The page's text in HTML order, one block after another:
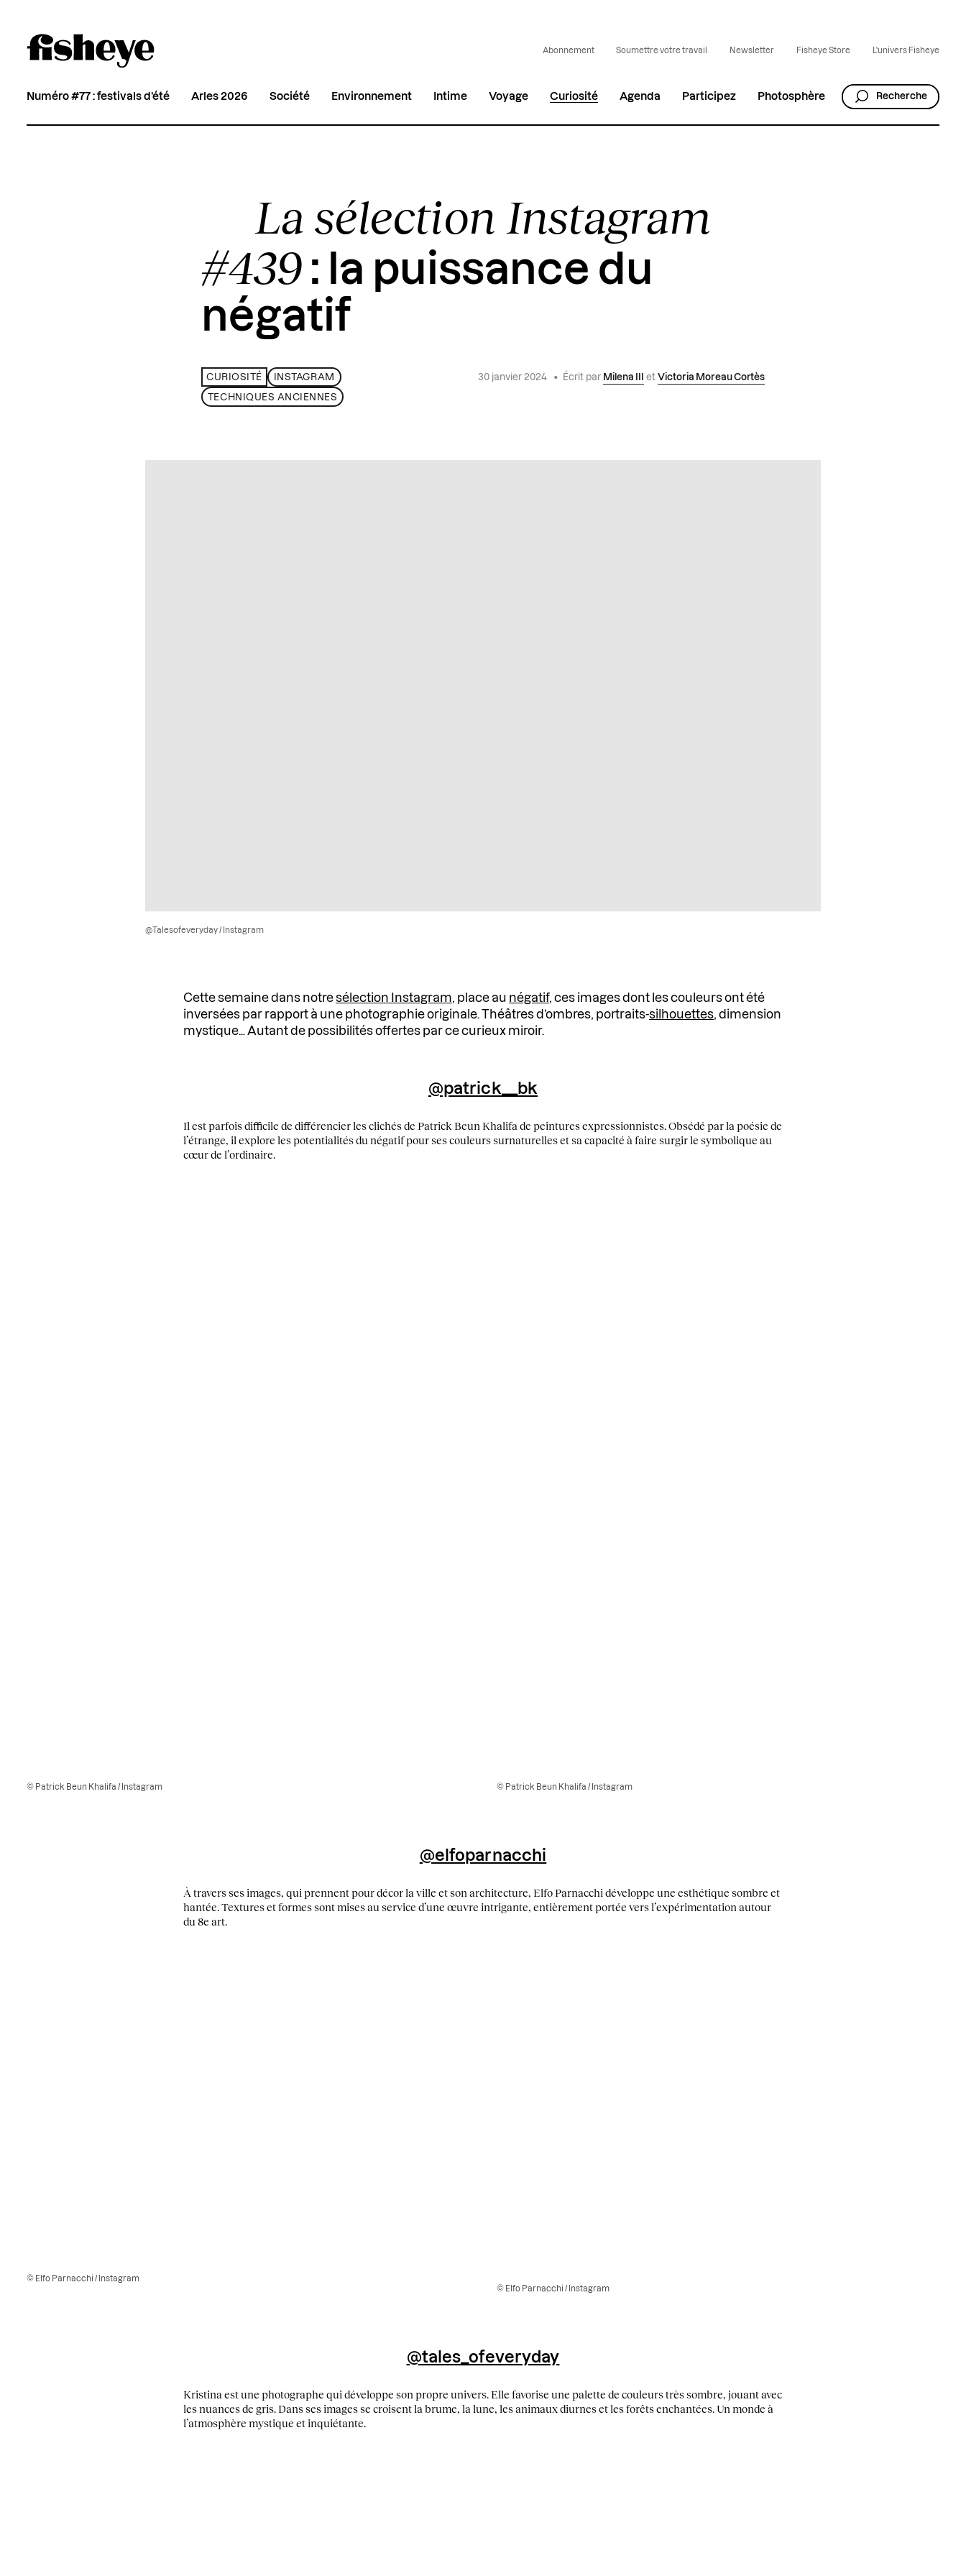
Abonnement Soumettre votre travail Newsletter Fisheye Store L'univers Fisheye
Numéro #77 : festivals d’été Arles 2026 Société Environnement Intime Voyage Curiosité Agenda Participez Photosphère Recherche
La sélection Instagram
#439 : la puissance du
négatif
CURIOSITÉ INSTAGRAM
TECHNIQUES ANCIENNES
30 janvier 2024 • Écrit par Milena III et Victoria Moreau Cortès
@Talesofeveryday / Instagram
Cette semaine dans notresélection Instagram, place au négatif, ces images dont les couleurs ont été
inversées par rapport à une photographie originale. Théâtres d’ombres, portraits-silhouettes, dimension
mystique… Autant de possibilités offertes par ce curieux miroir.
@patrick__bk
Il est parfois difficile de différencier les clichés de Patrick Beun Khalifa de peintures expressionnistes. Obsédé par la poésie de
l’étrange, il explore les potentialités du négatif pour ses couleurs surnaturelles et sa capacité à faire surgir le symbolique au
cœur de l’ordinaire.
© Patrick Beun Khalifa / Instagram © Patrick Beun Khalifa / Instagram
@elfoparnacchi
À travers ses images, qui prennent pour décor la ville et son architecture, Elfo Parnacchi développe une esthétique sombre et
hantée. Textures et formes sont mises au service d’une œuvre intrigante, entièrement portée vers l’expérimentation autour
du 8e art.
© Elfo Parnacchi / Instagram
© Elfo Parnacchi / Instagram
@tales_ofeveryday
Kristina est une photographe qui développe son propre univers. Elle favorise une palette de couleurs très sombre, jouant avec
les nuances de gris. Dans ses images se croisent la brume, la lune, les animaux diurnes et les forêts enchantées. Un monde à
l’atmosphère mystique et inquiétante.